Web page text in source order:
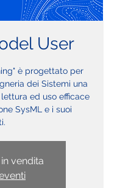
User
è progettato per
dei Sistemi una
ed uso efficace
SysML e i suoi
vendita